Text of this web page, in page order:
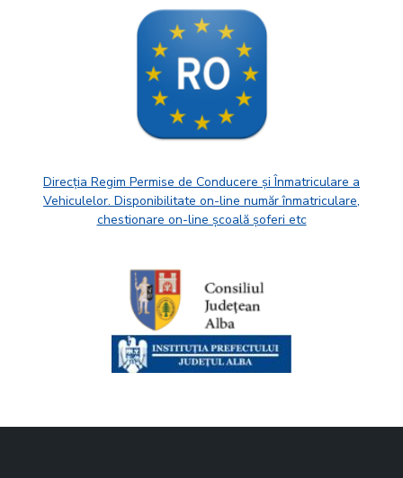
Direcția Regim Permise de Conducere și Înmatriculare a
Vehiculelor. Disponibilitate on-line număr înmatriculare,
chestionare on-line școală șoferi etc